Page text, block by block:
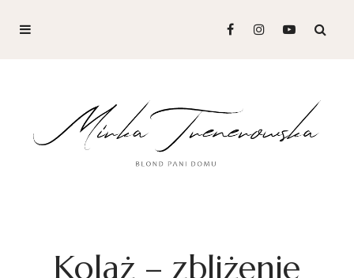
Kolaż – zbliżenie